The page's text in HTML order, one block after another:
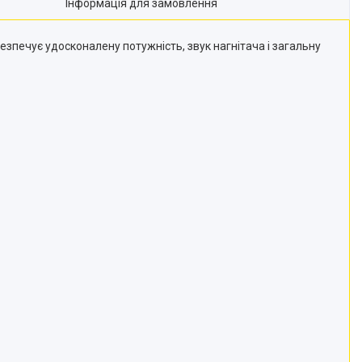
Інформація для замовлення
удосконалену потужність, звук нагнітача і загальну